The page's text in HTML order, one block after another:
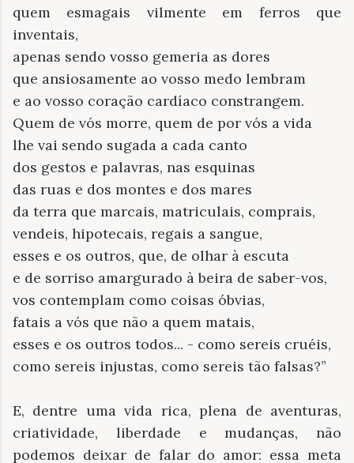
quem esmagais vilmente em ferros que
inventais,
apenas sendo vosso gemeria as dores
que ansiosamente ao vosso medo lembram
e ao vosso coração cardíaco constrangem.
Quem de vós morre, quem de por vós a vida
lhe vai sendo sugada a cada canto
dos gestos e palavras, nas esquinas
das ruas e dos montes e dos mares
da terra que marcais, matriculais, comprais,
vendeis, hipotecais, regais a sangue,
esses e os outros, que, de olhar à escuta
e de sorriso amargurado à beira de saber-vos,
vos contemplam como coisas óbvias,
fatais a vós que não a quem matais,
esses e os outros todos... - como sereis cruéis,
como sereis injustas, como sereis tão falsas?”
E, dentre uma vida rica, plena de aventuras,
criatividade, liberdade e mudanças, não
podemos deixar de falar do amor: essa meta